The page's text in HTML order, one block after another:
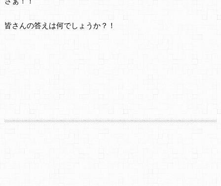
皆さんの答えは何でしょうか？！